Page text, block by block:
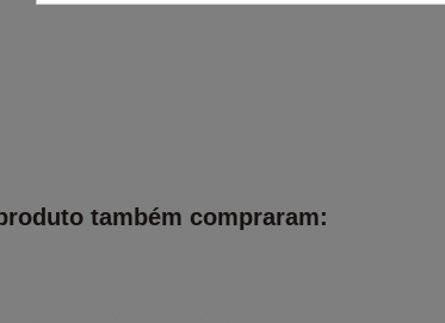
também compraram: